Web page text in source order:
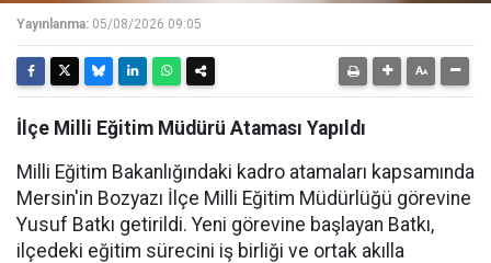
Yayınlanma: 05/08/2026 09:05
İlçe Milli Eğitim Müdürü Ataması Yapıldı
Milli Eğitim Bakanlığındaki kadro atamaları kapsamında
Mersin'in Bozyazı İlçe Milli Eğitim Müdürlüğü görevine
Yusuf Batkı getirildi. Yeni görevine başlayan Batkı,
ilçedeki eğitim sürecini iş birliği ve ortak akılla